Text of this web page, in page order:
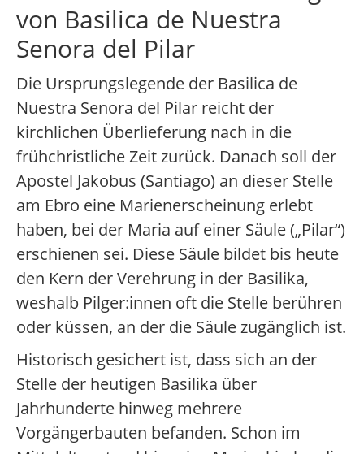
von Basilica de Nuestra
Senora del Pilar
Die Ursprungslegende der Basilica de
Nuestra Senora del Pilar reicht der
kirchlichen Überlieferung nach in die
frühchristliche Zeit zurück. Danach soll der
Apostel Jakobus (Santiago) an dieser Stelle
am Ebro eine Marienerscheinung erlebt
haben, bei der Maria auf einer Säule („Pilar“)
erschienen sei. Diese Säule bildet bis heute
den Kern der Verehrung in der Basilika,
weshalb Pilger:innen oft die Stelle berühren
oder küssen, an der die Säule zugänglich ist.
Historisch gesichert ist, dass sich an der
Stelle der heutigen Basilika über
Jahrhunderte hinweg mehrere
Vorgängerbauten befanden. Schon im